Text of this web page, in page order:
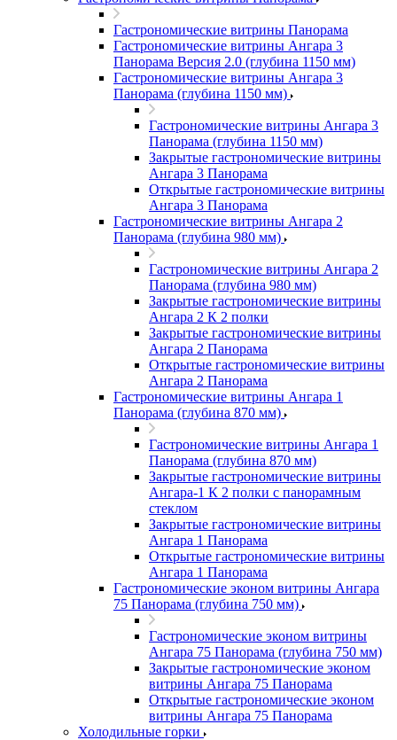
Гастрономические витрины Панорама
Гастрономические витрины Ангара 3
Панорама Версия 2.0 (глубина 1150 мм)
Гастрономические витрины Ангара 3
Панорама (глубина 1150 мм)
Гастрономические витрины Ангара 3
Панорама (глубина 1150 мм)
Закрытые гастрономические витрины
Ангара 3 Панорама
Открытые гастрономические витрины
Ангара 3 Панорама
Гастрономические витрины Ангара 2
Панорама (глубина 980 мм)
Гастрономические витрины Ангара 2
Панорама (глубина 980 мм)
Закрытые гастрономические витрины
Ангара 2 К 2 полки
Закрытые гастрономические витрины
Ангара 2 Панорама
Открытые гастрономические витрины
Ангара 2 Панорама
Гастрономические витрины Ангара 1
Панорама (глубина 870 мм)
Гастрономические витрины Ангара 1
Панорама (глубина 870 мм)
Закрытые гастрономические витрины
Ангара-1 К 2 полки с панорамным
стеклом
Закрытые гастрономические витрины
Ангара 1 Панорама
Открытые гастрономические витрины
Ангара 1 Панорама
Гастрономические эконом витрины Ангара
75 Панорама (глубина 750 мм)
Гастрономические эконом витрины
Ангара 75 Панорама (глубина 750 мм)
Закрытые гастрономические эконом
витрины Ангара 75 Панорама
Открытые гастрономические эконом
витрины Ангара 75 Панорама
Холодильные горки